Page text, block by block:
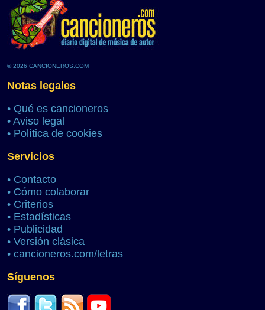
© 2026 CANCIONEROS.COM
Notas legales
• Qué es cancioneros
• Aviso legal
• Política de cookies
Servicios
• Contacto
• Cómo colaborar
• Criterios
• Estadísticas
• Publicidad
• Versión clásica
• cancioneros.com/letras
Síguenos